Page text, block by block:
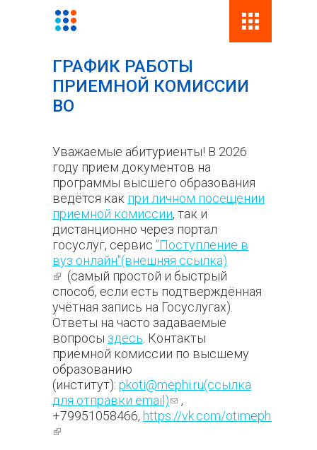
ГРАФИК РАБОТЫ
ПРИЕМНОЙ КОМИССИИ
ВО
Уважаемые абитуриенты! В 2026
году прием документов на
программы высшего образования
ведётся как при личном посещении
приемной комиссии, так и
дистанционно через портал
госуслуг, сервис "Поступление в
вуз онлайн"(внешняя ссылка)
(внешняя ссылка)
(самый простой и быстрый
способ, если есть подтверждённая
учётная запись на Госуслугах).
Ответы на часто задаваемые
вопросы здесь . Контакты
приемной комиссии по высшему
образованию
(институт): pkoti@mephi.ru(ссылка
для отправки email)(ссылка для
отправки email)
,
+79951058466, https://vk.com/otimephi_official
(внешняя ссылка)